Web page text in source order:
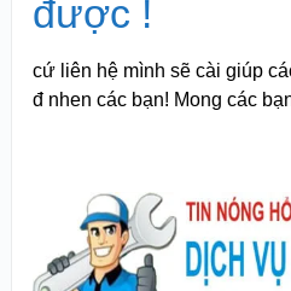
được !
cứ liên hệ mình sẽ cài giúp
đ nhen các bạn! Mong các